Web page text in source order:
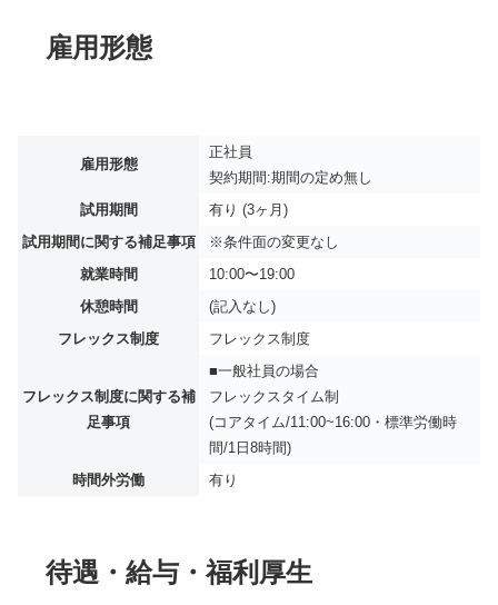
雇用形態
雇用形態
正社員
契約期間:期間の定め無し
試用期間
有り (3ヶ月)
試用期間に関する補足事項
※条件面の変更なし
就業時間
10:00〜19:00
休憩時間
(記入なし)
フレックス制度
フレックス制度
フレックス制度に関する補
足事項
■一般社員の場合
フレックスタイム制
(コアタイム/11:00~16:00・標準労働時
間/1日8時間)
時間外労働
有り
待遇・給与・福利厚生